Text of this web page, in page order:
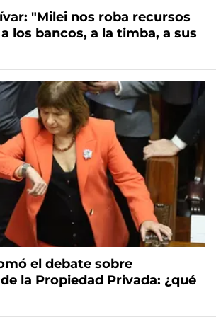
"Milei nos roba recursos
los bancos, a la timba, a sus
el debate sobre
la Propiedad Privada: ¿qué